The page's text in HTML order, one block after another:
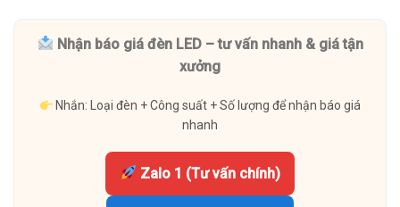
Nhận báo giá đèn LED – tư vấn nhanh & giá tận
xưởng
Nhắn: Loại đèn + Công suất + Số lượng để nhận báo giá
nhanh
Zalo 1 (Tư vấn chính)